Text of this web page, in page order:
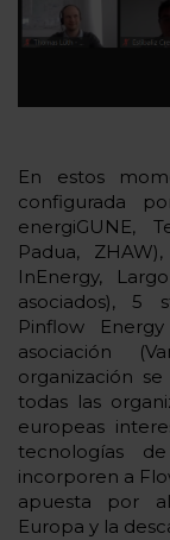
En estos
configurada
energiGUNE,
Padua,
InEnergy,
asociados), 5
Pinflow
asociación
organización
todas las
europeas
tecnologías
incorporen a
apuesta por
Europa y la